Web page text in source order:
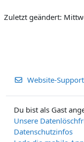
Zuletzt geändert:
Website-Support
Du bist als Gast
Unsere
Datenschutzinfos